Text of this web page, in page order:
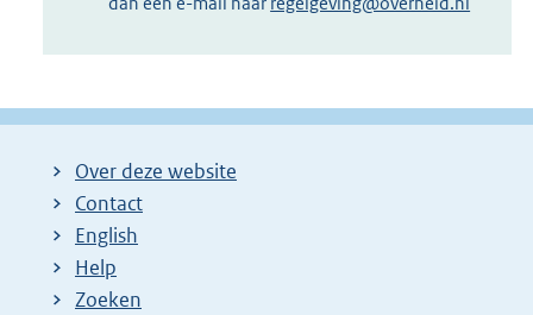
Over deze website
Contact
English
Help
Zoeken